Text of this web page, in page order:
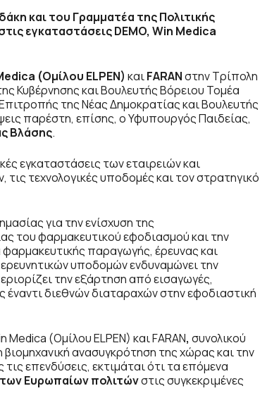
και του Γραμματέα της Πολιτικής
εγκαταστάσεις DEMO, Win Medica
(Ομίλου ELPEN) καιFARANστην Τρίπολη
Κυβέρνησης και Βουλευτής Βόρειου Τομέα
της Νέας Δημοκρατίας και Βουλευτής
παρέστη, επίσης, ο Υφυπουργός Παιδείας,
Βλάσης.
εγκαταστάσεις των εταιρειών και
τεχνολογικές υποδομές και τον στρατηγικό
για την ενίσχυση της
του φαρμακευτικού εφοδιασμού και την
παραγωγής, έρευνας και
υποδομών ενδυναμώνει την
την εξάρτηση από εισαγωγές,
έναντι διεθνών διαταραχών στην εφοδιαστική
(Ομίλου ELPEN) και FARAN, συνολικού
ανασυγκρότηση της χώρας και την
επενδύσεις, εκτιμάται ότι τα επόμενα
Ευρωπαίων πολιτώνστις συγκεκριμένες